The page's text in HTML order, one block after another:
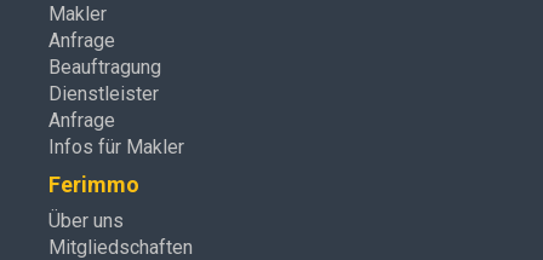
Makler
Anfrage
Beauftragung
Dienstleister
Anfrage
Infos für Makler
Ferimmo
Über uns
Mitgliedschaften